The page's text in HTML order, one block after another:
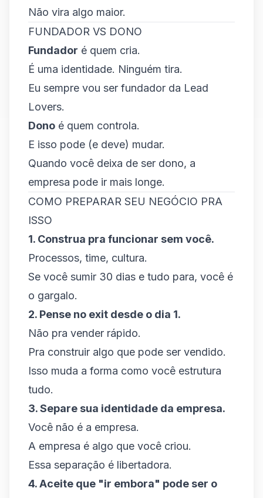
Não vira algo maior.
FUNDADOR VS DONO
Fundador é quem cria.
É uma identidade. Ninguém tira.
Eu sempre vou ser fundador da Lead
Lovers.
Dono é quem controla.
E isso pode (e deve) mudar.
Quando você deixa de ser dono, a
empresa pode ir mais longe.
COMO PREPARAR SEU NEGÓCIO PRA
ISSO
1. Construa pra funcionar sem você.
Processos, time, cultura.
Se você sumir 30 dias e tudo para, você é
o gargalo.
2. Pense no exit desde o dia 1.
Não pra vender rápido.
Pra construir algo que pode ser vendido.
Isso muda a forma como você estrutura
tudo.
3. Separe sua identidade da empresa.
Você não é a empresa.
A empresa é algo que você criou.
Essa separação é libertadora.
4. Aceite que "ir embora" pode ser o